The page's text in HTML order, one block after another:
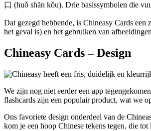
口 (huǒ shān kǒu). Drie basissymbolen die
Dat gezegd hebbende, is Chineasy Cards
het geval is) en het gebruiken van
Chineasy Cards – Design
We zijn nog niet eerder een app
flashcards zijn een populair product, wat we
Ons favoriete design onderdeel van de
kom je een hoop Chinese tekens tegen, die